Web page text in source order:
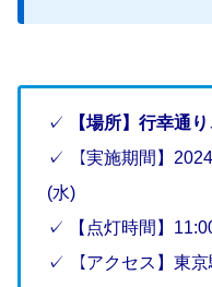
✓
【場所】行幸通
✓ 【実施期間】
(水)
✓ 【点灯時間】
✓ 【アクセス】東京